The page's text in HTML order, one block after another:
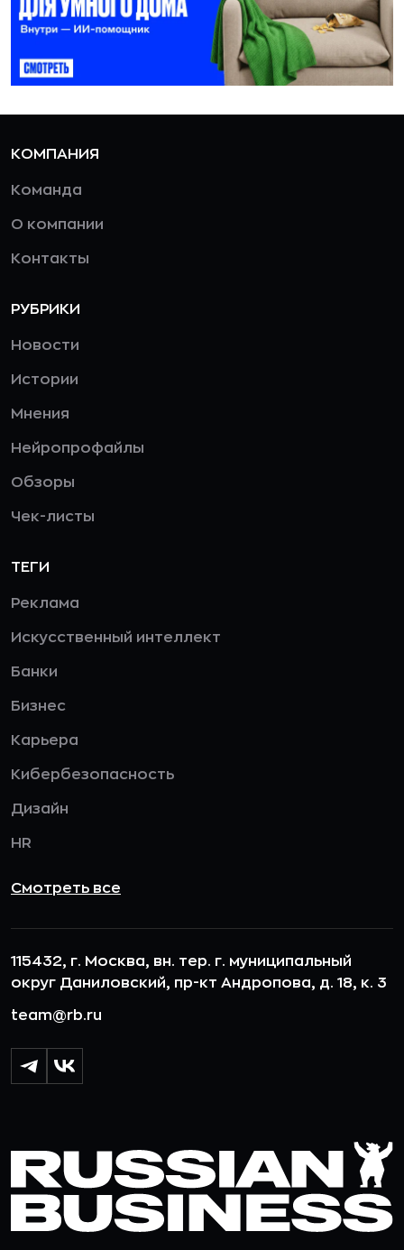
КОМПАНИЯ
Команда
О компании
Контакты
РУБРИКИ
Новости
Истории
Мнения
Нейропрофайлы
Обзоры
Чек-листы
ТЕГИ
Реклама
Искусственный интеллект
Банки
Бизнес
Карьера
Кибербезопасность
Дизайн
HR
Смотреть все
115432, г. Москва, вн. тер. г. муниципальный
округ Даниловский, пр-кт Андропова, д. 18, к. 3
team@rb.ru